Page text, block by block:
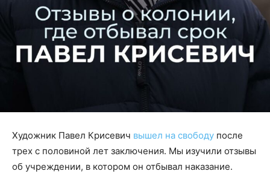
Художник Павел Крисевич вышел на свободу после
трех с половиной лет заключения. Мы изучили отзывы
об учреждении, в котором он отбывал наказание.